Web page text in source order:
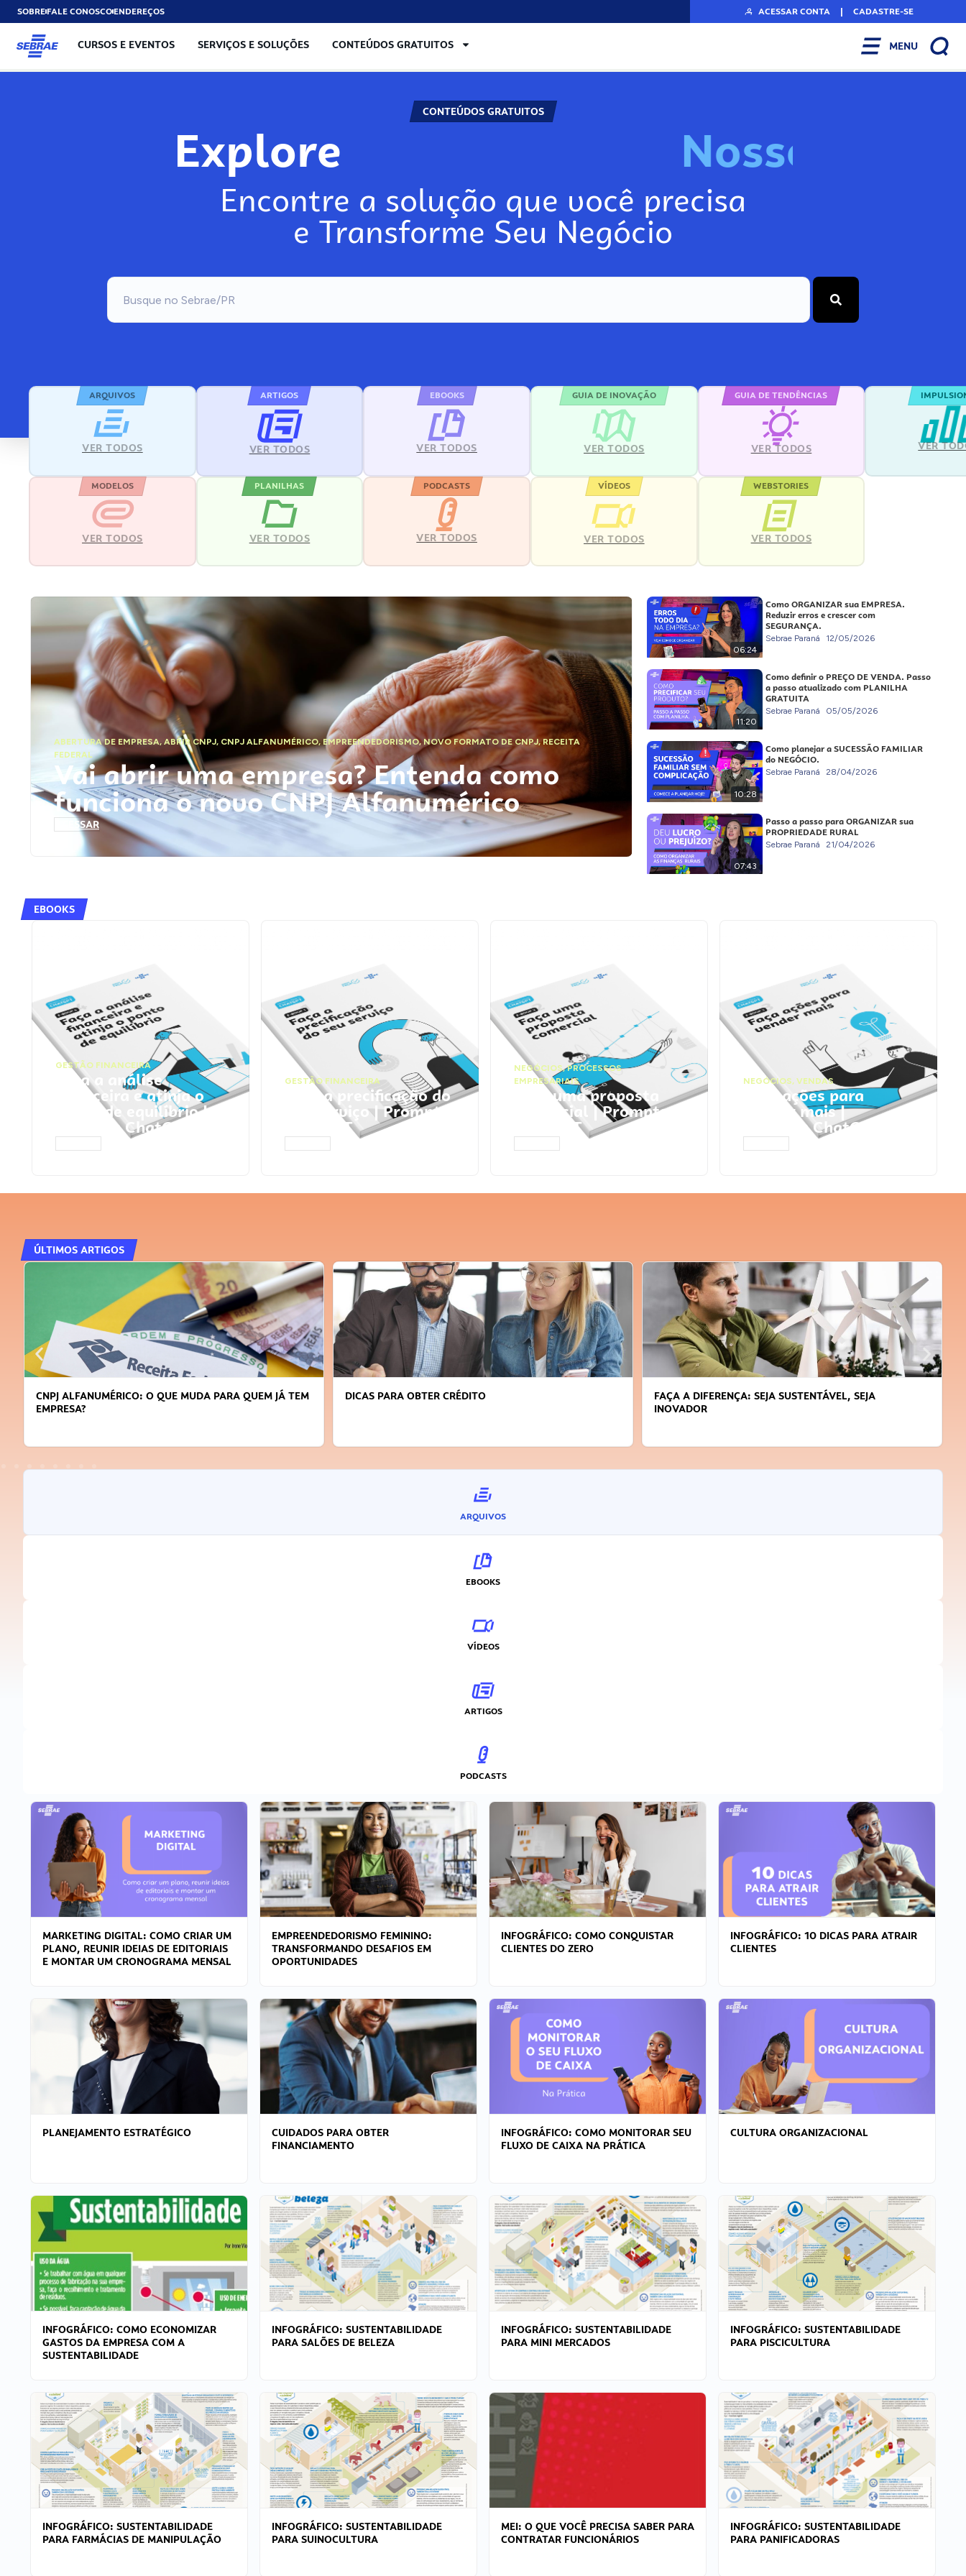
SOBREFALE CONOSCOENDEREÇOS ACESSAR CONTA | CADASTRE-SE
CURSOS E EVENTOS SERVIÇOS E SOLUÇÕES CONTEÚDOS GRATUITOS MENU
CONTEÚDOS GRATUITOS
Explore Nosso
Encontre a solução que você precisa
e Transforme Seu Negócio
ARQUIVOS
VER TODOS
ARTIGOS
VER TODOS
EBOOKS
VER TODOS
GUIA DE INOVAÇÃO
VER TODOS
GUIA DE TENDÊNCIAS
VER TODOS VER
MODELOS
VER TODOS
PLANILHAS
VER TODOS
PODCASTS
VER TODOS
VÍDEOS
VER TODOS
WEBSTORIES
VER TODOS
ABERTURA DE EMPRESA,ABRIR CNPJ, CNPJ ALFANUMÉRICO, EMPREENDEDORISMO,NOVO FORMATO DE CNPJ,RECEITA
FEDERAL
Vai abrir uma empresa? Entenda como
funciona o novo CNPJ Alfanumérico
ACESSAR
06:24
Como ORGANIZAR sua EMPRESA.
Reduzir erros e crescer com
SEGURANÇA.
Sebrae Paraná 12/05/2026
11:20
Como definir o PREÇO DE VENDA. Passo
a passo atualizado com PLANILHA
GRATUITA
Sebrae Paraná 05/05/2026
10:28
Como planejar a SUCESSÃO FAMILIAR
do NEGÓCIO.
Sebrae Paraná 28/04/2026
07:43
Passo a passo para ORGANIZAR sua
PROPRIEDADE RURAL
Sebrae Paraná 21/04/2026
EBOOKS
GESTÃO FINANCEIRA
Faça a análise
financeira e atinja o
ponto de equilíbrio |
Prompts ChatGPT
GESTÃO FINANCEIRA
Faça a precificação do
seu serviço | Prompts
ChatGPT
NEGÓCIOS,PROCESSOS
EMPRESARIAIS
Faça uma proposta
comercial | Prompts
ChatGPT
NEGÓCIOS, VENDAS
Faça ações para
vender mais |
Prompts ChatGPT
ÚLTIMOS ARTIGOS
CNPJ ALFANUMÉRICO: O QUE MUDA PARA QUEM JÁ TEM
EMPRESA?
DICAS PARA OBTER CRÉDITO
FAÇA A DIFERENÇA: SEJA SUSTENTÁVEL, SEJA
INOVADOR
ARQUIVOS
EBOOKS
VÍDEOS
ARTIGOS
PODCASTS
MARKETING DIGITAL: COMO CRIAR UM
PLANO, REUNIR IDEIAS DE EDITORIAIS
E MONTAR UM CRONOGRAMA MENSAL
EMPREENDEDORISMO FEMININO:
TRANSFORMANDO DESAFIOS EM
OPORTUNIDADES
INFOGRÁFICO: COMO CONQUISTAR
CLIENTES DO ZERO
INFOGRÁFICO: 10 DICAS PARA ATRAIR
CLIENTES
PLANEJAMENTO ESTRATÉGICO
CUIDADOS PARA OBTER
FINANCIAMENTO
INFOGRÁFICO: COMO MONITORAR SEU
FLUXO DE CAIXA NA PRÁTICA
CULTURA ORGANIZACIONAL
INFOGRÁFICO: COMO ECONOMIZAR
GASTOS DA EMPRESA COM A
SUSTENTABILIDADE
INFOGRÁFICO: SUSTENTABILIDADE
PARA SALÕES DE BELEZA
INFOGRÁFICO: SUSTENTABILIDADE
PARA MINI MERCADOS
INFOGRÁFICO: SUSTENTABILIDADE
PARA PISCICULTURA
INFOGRÁFICO: SUSTENTABILIDADE
PARA FARMÁCIAS DE MANIPULAÇÃO
INFOGRÁFICO: SUSTENTABILIDADE
PARA SUINOCULTURA
MEI: O QUE VOCÊ PRECISA SABER PARA
CONTRATAR FUNCIONÁRIOS
INFOGRÁFICO: SUSTENTABILIDADE
PARA PANIFICADORAS